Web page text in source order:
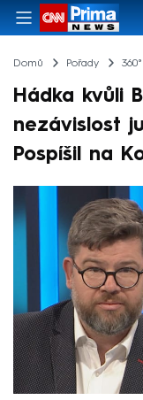
Domů Pořady 360°
Hádka kvůli
nezávislost
Pospíšil na